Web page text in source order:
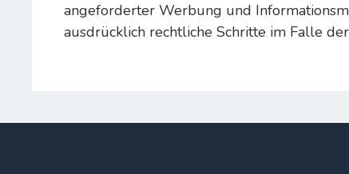
angeforderter Werbung und
ausdrücklich rechtliche Schritte im Falle